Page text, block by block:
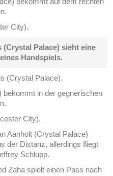
City).
(Crystal Palace) sieht eine
Handspiels.
(Crystal Palace).
in der gegnerischen
City).
Aanholt (Crystal Palace)
der Distanz, allerdings fliegt
Schlupp.
Zaha spielt einen Pass nach